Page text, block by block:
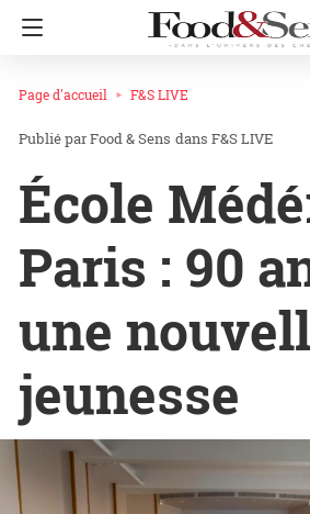
Page d'accueil F&S LIVE
Food & Sens dans F&S LIVE
École
Paris : 90
une
jeunesse